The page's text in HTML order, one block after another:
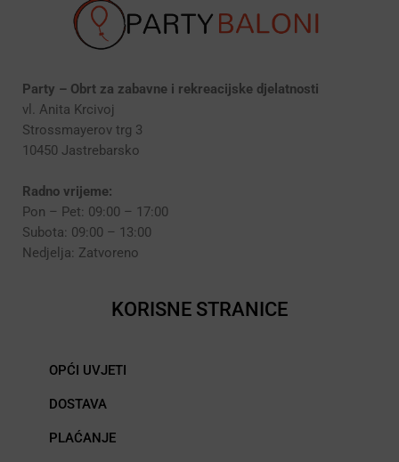
Party – Obrt za zabavne i rekreacijske djelatnosti
vl. Anita Krcivoj
Strossmayerov trg 3
10450 Jastrebarsko
Radno vrijeme:
Pon – Pet: 09:00 – 17:00
Subota: 09:00 – 13:00
Nedjelja: Zatvoreno
KORISNE STRANICE
OPĆI UVJETI
DOSTAVA
PLAĆANJE